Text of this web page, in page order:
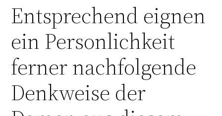
Entsprechend eignen
ein Personlichkeit
ferner nachfolgende
Denkweise der